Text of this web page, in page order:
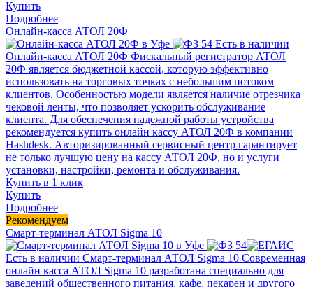
Купить
Подробнее
Онлайн-касса АТОЛ 20Ф
Есть в наличии
Онлайн-касса АТОЛ 20Ф Фискальный регистратор АТОЛ
20Ф является бюджетной кассой, которую эффективно
использовать на торговых точках с небольшим потоком
клиентов. Особенностью модели является наличие отрезчика
чековой ленты, что позволяет ускорить обслуживание
клиента. Для обеспечения надежной работы устройства
рекомендуется купить онлайн кассу АТОЛ 20Ф в компании
Hashdesk. Авторизированный сервисный центр гарантирует
не только лучшую цену на кассу АТОЛ 20Ф, но и услуги
установки, настройки, ремонта и обслуживания.
Купить в 1 клик
Купить
Подробнее
Рекомендуем
Смарт-терминал АТОЛ Sigma 10
Есть в наличии Смарт-терминал АТОЛ Sigma 10 Современная
онлайн касса АТОЛ Sigma 10 разработана специально для
заведений общественного питания, кафе, пекарен и другого